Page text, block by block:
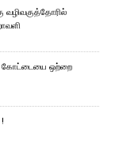
வழிவகுத்தோரில்
கோட்டையை ஒற்றை